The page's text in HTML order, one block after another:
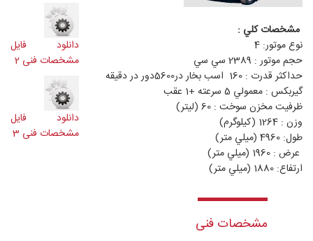
مشخصات كلي :
نوع موتور: 4
حجم موتور : 2389 سي سي
حداكثر قدرت : 160 اسب بخار در5600دور در دقيقه
گيربكس : معمولي 5 سرعته +1 عقب
ظرفيت مخزن سوخت : 60 (ليتر)
وزن : 1264 (كيلوگرم)
طول: 4960 (ميلي متر)
عرض : 1960 (ميلي متر)
ارتفاع: 1880 (ميلي متر)
دانلود فایل
مشخصات فنی 2
دانلود فایل
مشخصات فنی 3
مشخصات فنی